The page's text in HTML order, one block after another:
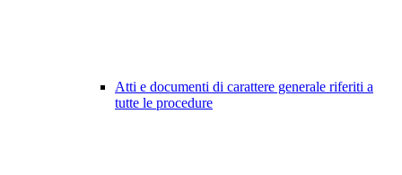
Atti e documenti di carattere generale riferiti a
tutte le procedure